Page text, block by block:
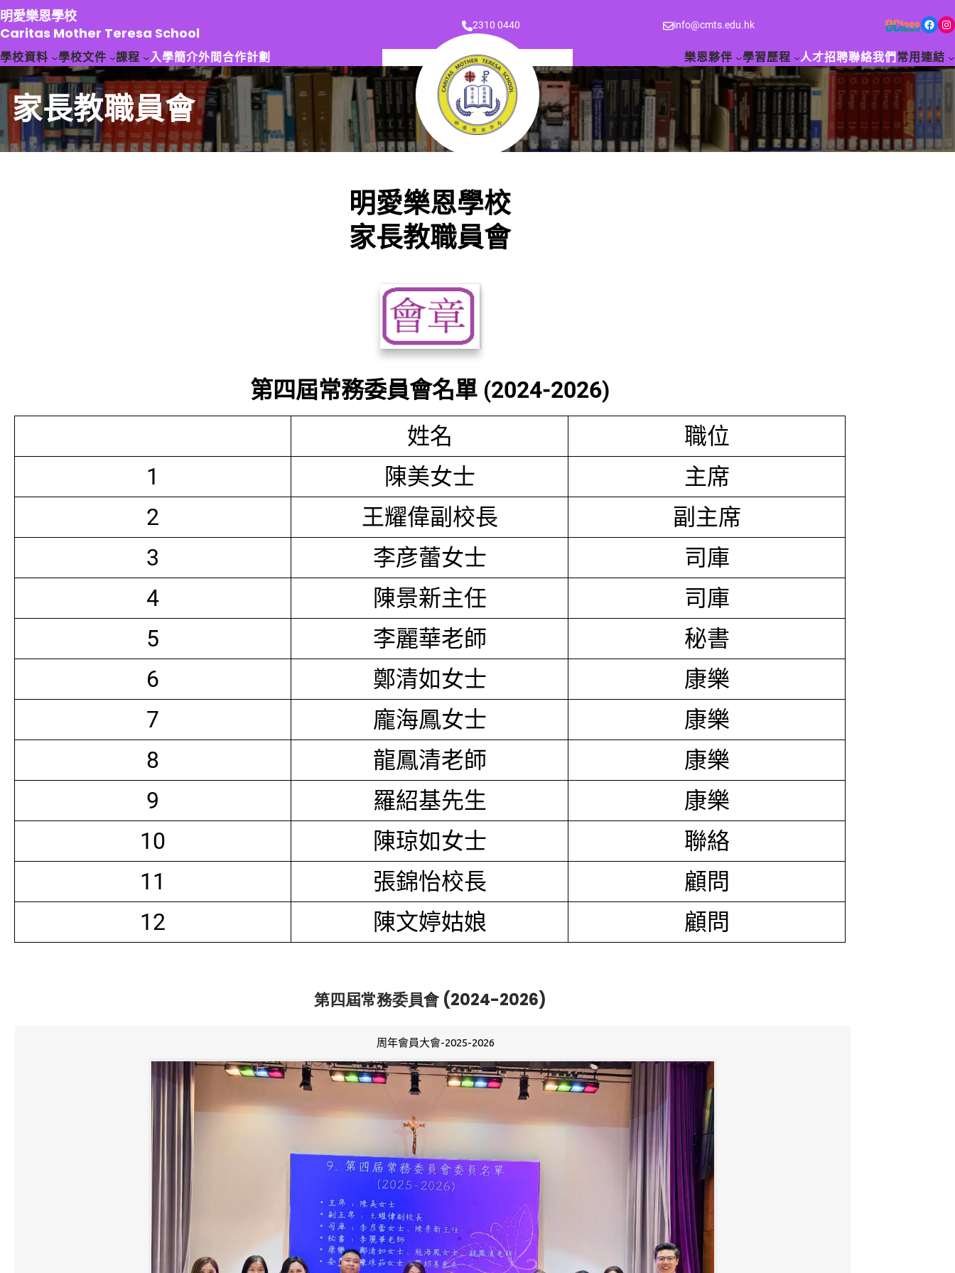
跳
至
主
要
容
明愛樂恩學校
Caritas Mother Teresa School
2310 0440 info@cmts.edu.hk Facebook Instagram
學校資料 學校文件 課程 入學簡介外間合作計劃 樂恩夥伴 學習歷程 人才招聘聯絡我們 常用連結
家長教職員會
明愛樂恩學校
家長教職員會
第四屆常務委員會名單 (2024-2026)
姓名
職位
1
陳美女士
主席
2
王耀偉副校長
副主席
3
李彦蕾女士
司庫
4
陳景新主任
司庫
5
李麗華老師
秘書
6
鄭清如女士
康樂
7
龐海鳳女士
康樂
8
龍鳳清老師
康樂
9
羅紹基先生
康樂
10
陳琼如女士
聯絡
11
張錦怡校長
顧問
12
陳文婷姑娘 顧問
第四屆常務委員會 (2024-2026)
周年會員大會-2025-2026